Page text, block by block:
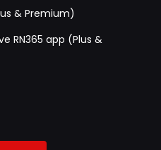
& Premium)
RN365 app (Plus &